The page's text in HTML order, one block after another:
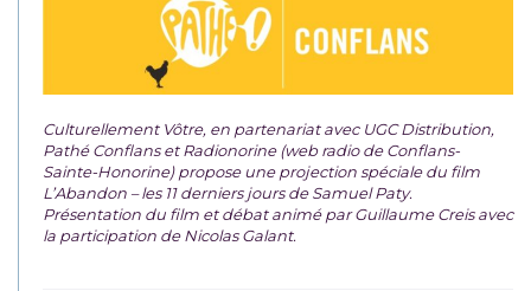
Culturellement Vôtre, en partenariat avec UGC Distribution,
Pathé Conflans et Radionorine (web radio de Conflans-
Sainte-Honorine) propose une projection spéciale du film
L’Abandon – les 11 derniers jours de Samuel Paty.
Présentation du film et débat animé par Guillaume Creis avec
la participation de Nicolas Galant.